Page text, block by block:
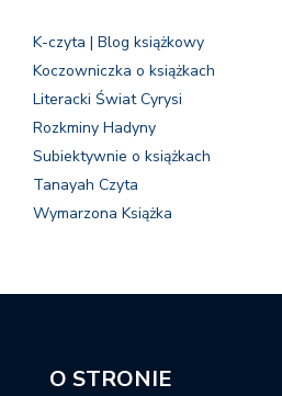
K-czyta | Blog książkowy
Koczowniczka o książkach
Literacki Świat Cyrysi
Rozkminy Hadyny
Subiektywnie o książkach
Tanayah Czyta
Wymarzona Książka
O STRONIE